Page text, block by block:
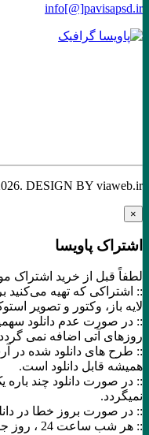
info[@]pavisapsd.ir
2026 . DESIGN BY viaweb.ir
اشتراک پاویسا
لطفاً قبل از خرید اشتراک
لایه باز، وکتور و تصویر
:: در صورت عدم دانلود
روزهای آتی اضافه نمی
:: طرح های دانلود شده در
همیشه قابل دانلود است.
:: در صورت دانلود چند باره
نمیگردد.
:: در صورت بروز خطا در
:: هر شب ساعت 24 ،‌ روز جدید شما آغاز و میتوانید دانلود نمائید.